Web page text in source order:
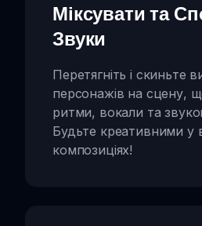
Міксувати та
Звуки
Перетягніть і скиньте
персонажів на сцену,
ритми, вокали та
Будьте креативними у
композиціях!